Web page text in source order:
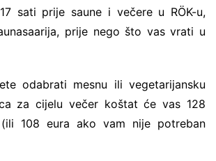
sati prije saune i večere u RÖK-u,
prije nego što vas vrati u
odabrati mesnu ili vegetarijansku
za cijelu večer koštat će vas 128
108 eura ako vam nije potreban